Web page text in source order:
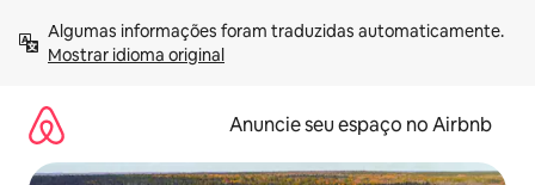
para
Mostrar idioma original
Anuncie seu espaço no Airbnb